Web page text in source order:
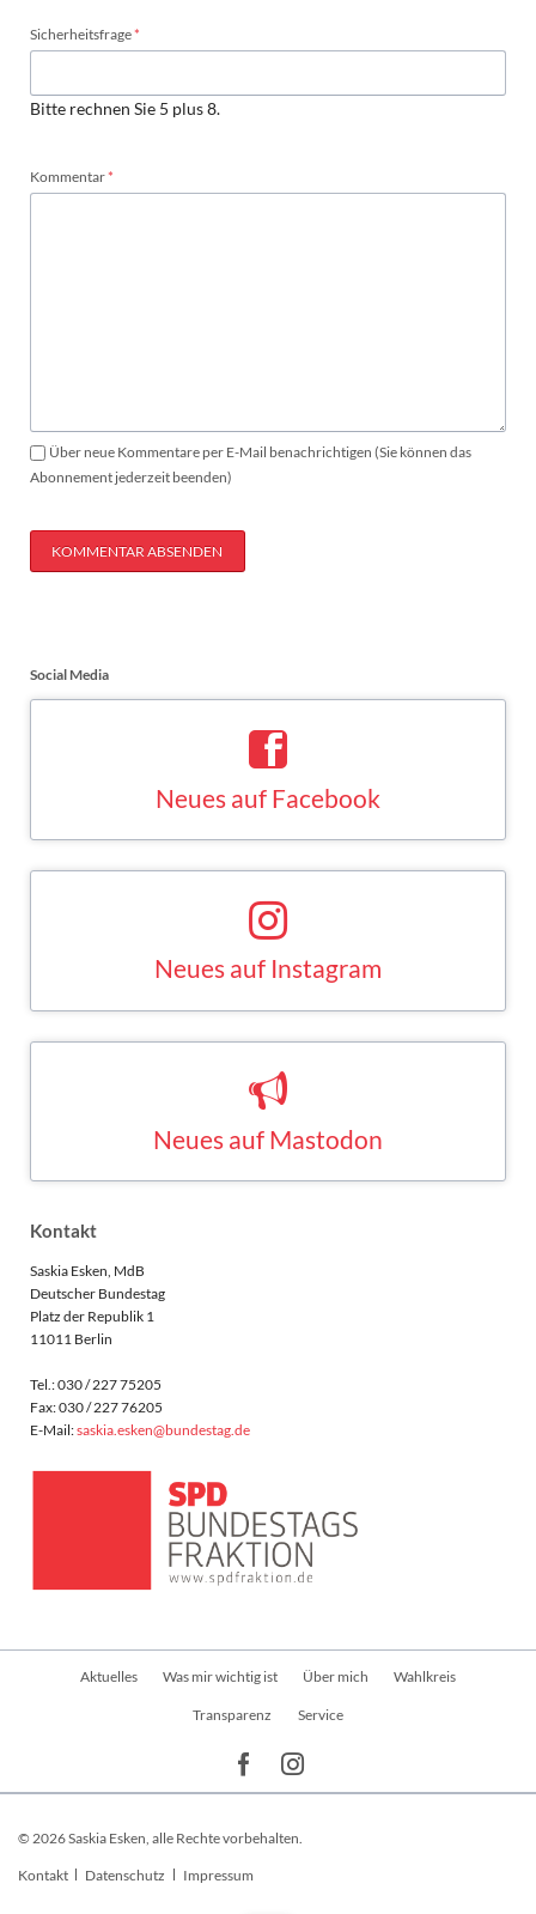
Pflichtfeld
Sicherheitsfrage*
Bitte rechnen Sie 5 plus 8.
Pflichtfeld
Kommentar*
Über neue Kommentare per E-Mail benachrichtigen (Sie können das
Abonnement jederzeit beenden)
KOMMENTAR ABSENDEN
Social Media
Kontakt
Saskia Esken, MdB
Deutscher Bundestag
Platz der Republik 1
11011 Berlin
Tel.: 030 / 227 75205
Fax: 030 / 227 76205
E-Mail:saskia.esken@bundestag.de
Navigation
Aktuelles Was mir wichtig ist Über mich Wahlkreis
Transparenz Service
© 2026 Saskia Esken, alle Rechte vorbehalten.
Navigation
Kontakt Datenschutz Impressum